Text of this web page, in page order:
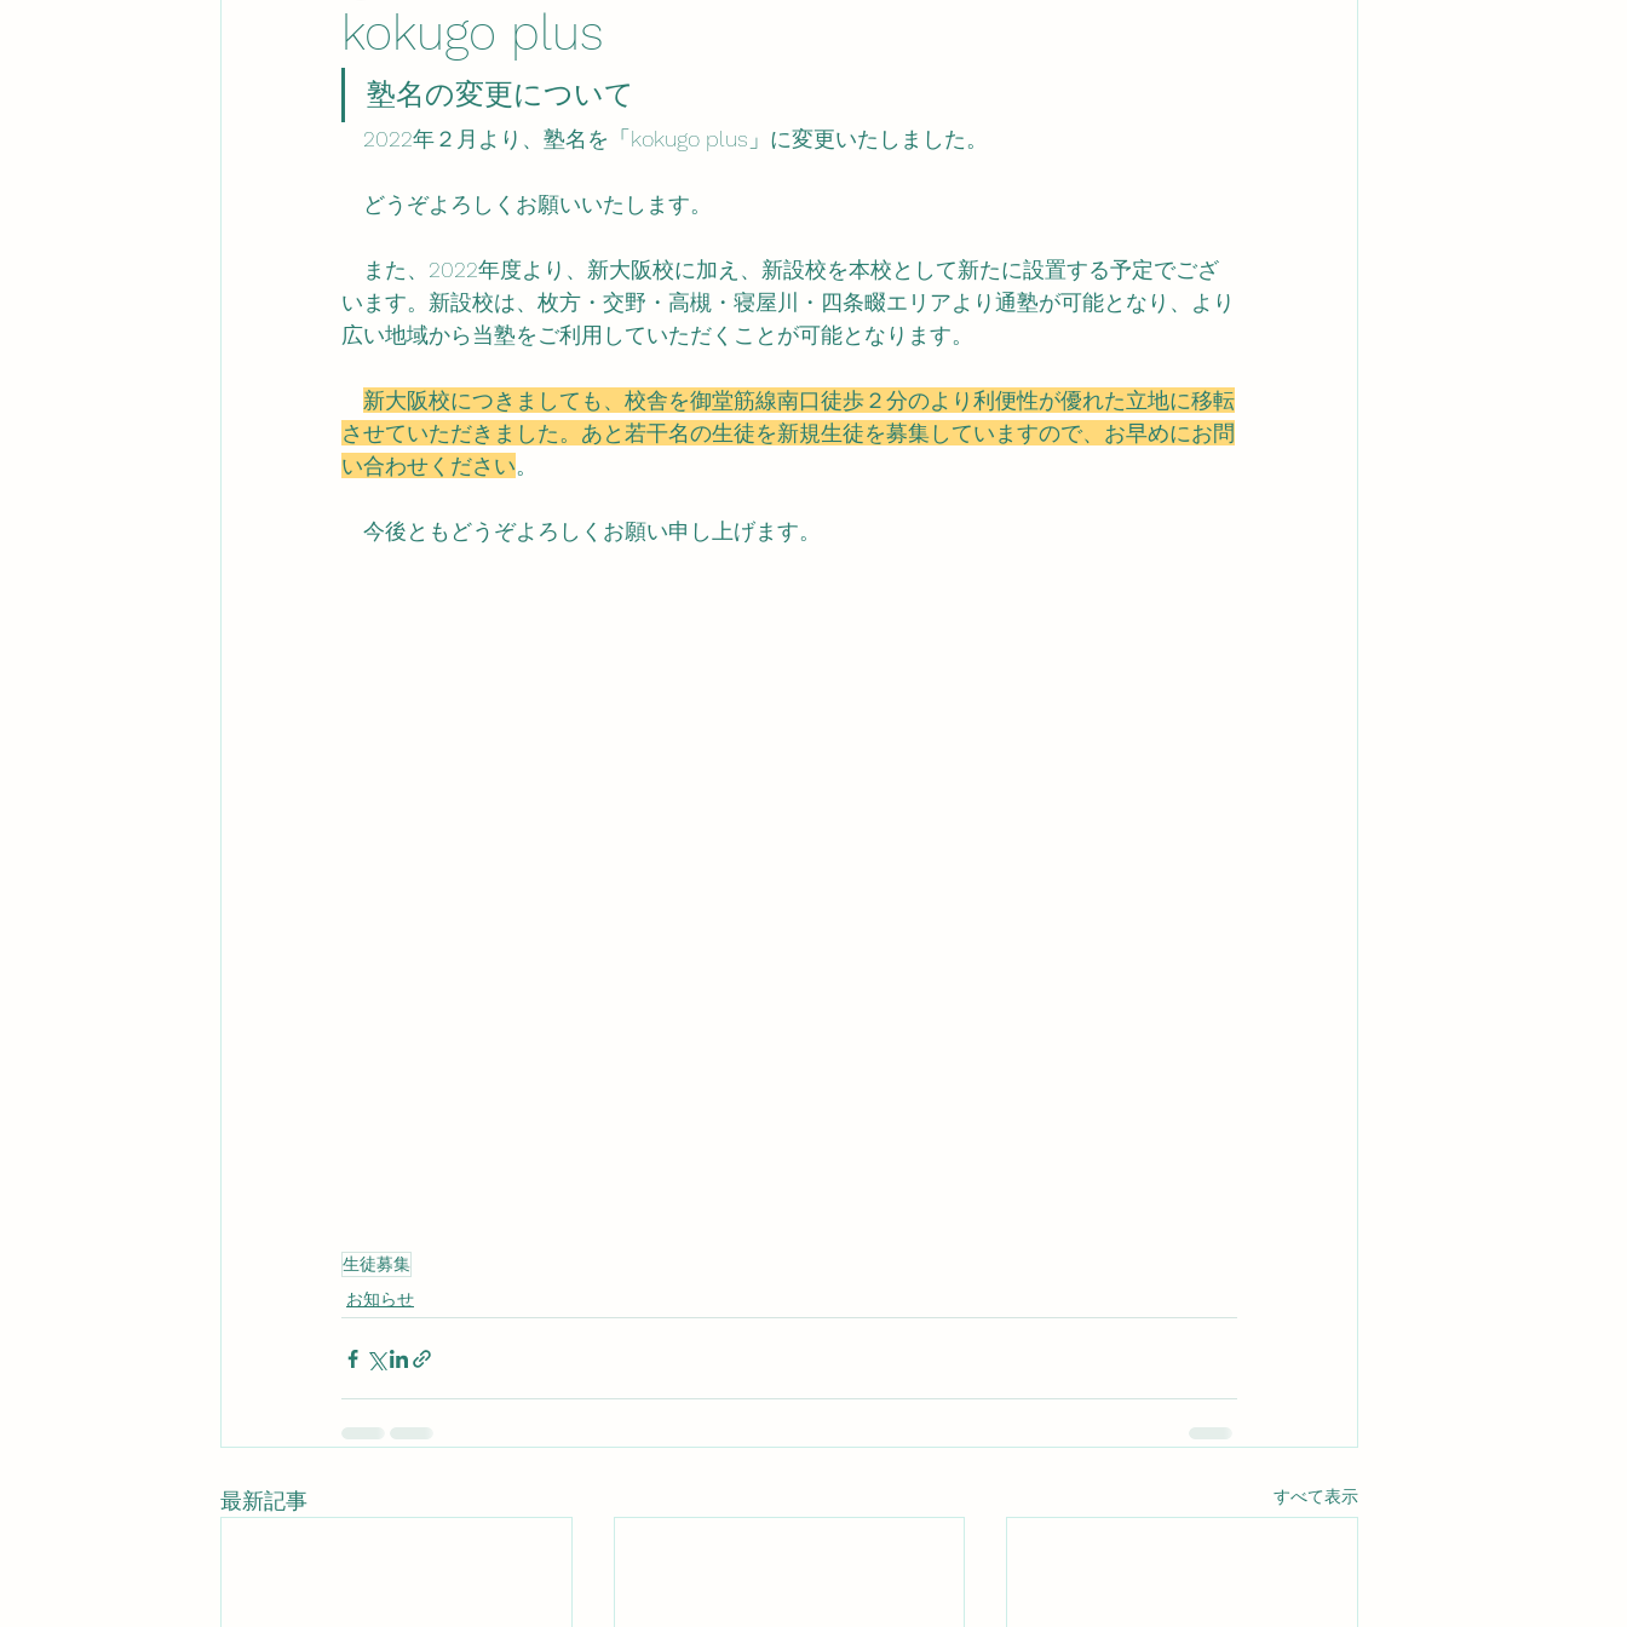
kokugo plus
塾名の変更について
2022年２月より、塾名を「kokugo plus」に変更いたしました。
どうぞよろしくお願いいたします。
また、2022年度より、新大阪校に加え、新設校を本校として新たに設置する予定でござ
います。新設校は、枚方・交野・高槻・寝屋川・四条畷エリアより通塾が可能となり、より
広い地域から当塾をご利用していただくことが可能となります。
新大阪校につきましても、校舎を御堂筋線南口徒歩２分のより利便性が優れた立地に移転
させていただきました。あと若干名の生徒を新規生徒を募集していますので、お早めにお問
い合わせください。
今後ともどうぞよろしくお願い申し上げます。
生徒募集
お知らせ
最新記事 すべて表示